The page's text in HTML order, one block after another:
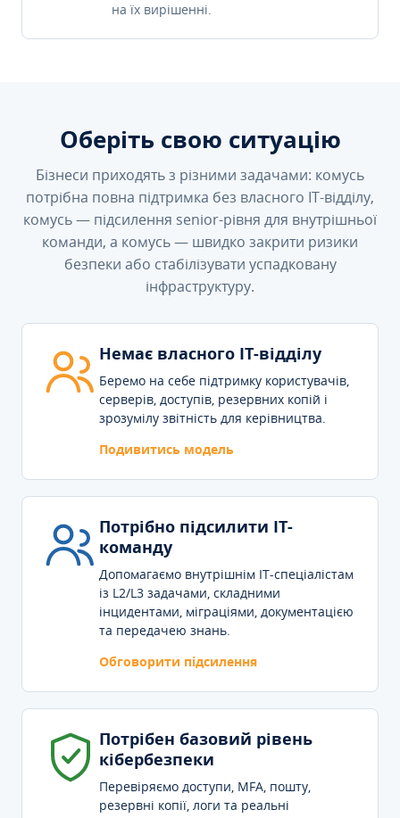
на їх вирішенні.
Оберіть свою ситуацію
Бізнеси приходять з різними задачами: комусь
потрібна повна підтримка без власного IT-відділу,
комусь — підсилення senior-рівня для внутрішньої
команди, а комусь — швидко закрити ризики
безпеки або стабілізувати успадковану
інфраструктуру.
Немає власного IT-відділу
Беремо на себе підтримку користувачів,
серверів, доступів, резервних копій і
зрозумілу звітність для керівництва.
Подивитись модель
Потрібно підсилити IT-
команду
Допомагаємо внутрішнім IT-спеціалістам
із L2/L3 задачами, складними
інцидентами, міграціями, документацією
та передачею знань.
Обговорити підсилення
Потрібен базовий рівень
кібербезпеки
Перевіряємо доступи, MFA, пошту,
резервні копії, логи та реальні